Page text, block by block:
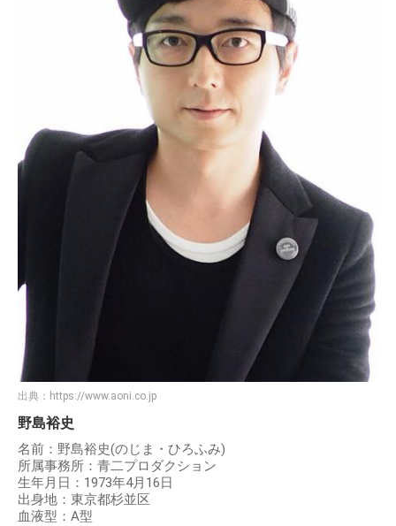
出典： https://www.aoni.co.jp
野島裕史
名前：野島裕史(のじま・ひろふみ)
所属事務所：青二プロダクション
生年月日：1973年4月16日
出身地：東京都杉並区
血液型：A型